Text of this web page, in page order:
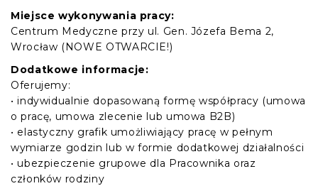
Miejsce wykonywania pracy:
Centrum Medyczne przy ul. Gen. Józefa Bema 2,
Wrocław (NOWE OTWARCIE!)
Dodatkowe informacje:
Oferujemy:
• indywidualnie dopasowaną formę współpracy (umowa
o pracę, umowa zlecenie lub umowa B2B)
• elastyczny grafik umożliwiający pracę w pełnym
wymiarze godzin lub w formie dodatkowej działalności
• ubezpieczenie grupowe dla Pracownika oraz
członków rodziny